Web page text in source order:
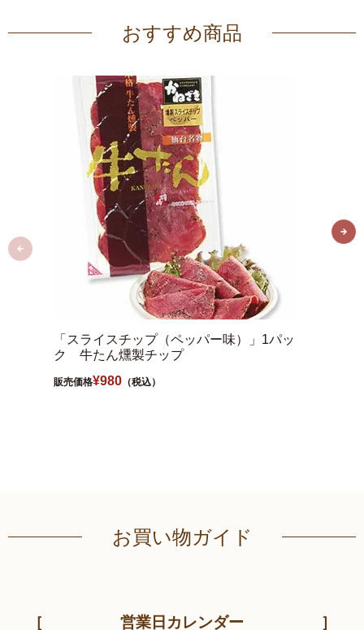
おすすめ商品
「スライスチップ（ペッパー味）」1パッ
ク 牛たん燻製チップ
販売価格¥980 （税込）
お買い物ガイド
営業日カレンダー